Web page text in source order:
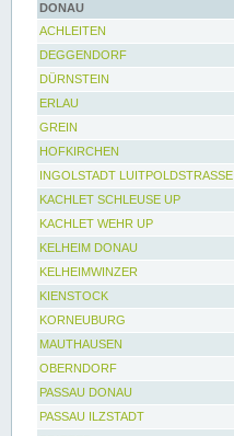
DONAU
ACHLEITEN
DEGGENDORF
DÜRNSTEIN
ERLAU
GREIN
HOFKIRCHEN
INGOLSTADT LUITPOLDSTRASSE
KACHLET SCHLEUSE UP
KACHLET WEHR UP
KELHEIM DONAU
KELHEIMWINZER
KIENSTOCK
KORNEUBURG
MAUTHAUSEN
OBERNDORF
PASSAU DONAU
PASSAU ILZSTADT